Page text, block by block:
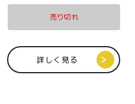
売り切れ
詳しく見る